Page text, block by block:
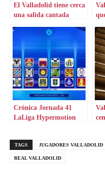
El Valladolid tiene cerca
una salida cantada
Crónica Jornada 41
LaLiga Hypermotion
TAGS JUGADORES VALLADOLID
REAL VALLADOLID